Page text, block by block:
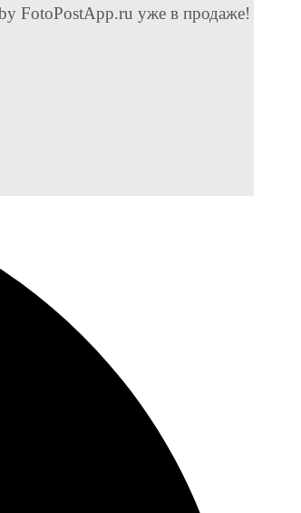
FotoPostApp.ru уже в продаже!